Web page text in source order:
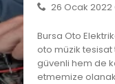
26 Ocak
Bursa Oto
oto müzik tesisat
güvenli hem de
etmemize